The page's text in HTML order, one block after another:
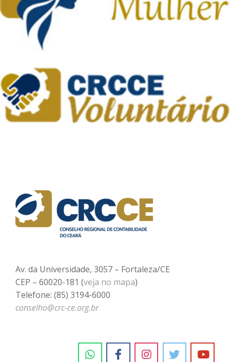
Av. da Universidade, 3057 – Fortaleza/CE
CEP – 60020-181 (veja no mapa)
Telefone: (85) 3194-6000
conselho@crc-ce.org.br